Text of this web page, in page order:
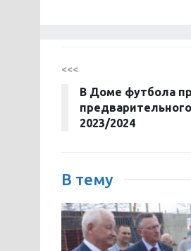
<<<
В Доме футбола
2023/2024
В тему